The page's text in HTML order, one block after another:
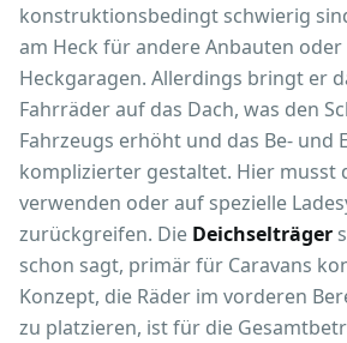
konstruktionsbedingt schwierig
am Heck für andere Anbauten oder
Heckgaragen. Allerdings bringt er
Fahrräder auf das Dach, was den
Fahrzeugs erhöht und das Be- und
komplizierter gestaltet. Hier musst
verwenden oder auf spezielle
zurückgreifen. Die Deichselträger
schon sagt, primär für Caravans
Konzept, die Räder im vorderen
zu platzieren, ist für die